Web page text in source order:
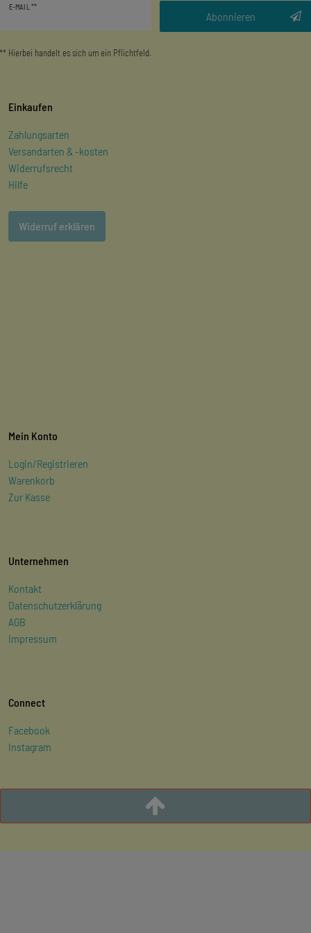
E-MAIL **
Abonnieren
** Hierbei handelt es sich um ein Pflichtfeld.
Einkaufen
Zahlungsarten
Versandarten & -kosten
Widerrufsrecht
Hilfe
Widerruf erklären
Mein Konto
Login/Registrieren
Warenkorb
Zur Kasse
Unternehmen
Kontakt
Datenschutzerklärung
AGB
Impressum
Connect
Facebook
Instagram